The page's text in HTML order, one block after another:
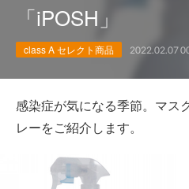
「iPOSH」
class A セレクト商品 2022.02.07
感染症が気になる季節。マス
レーをご紹介します。